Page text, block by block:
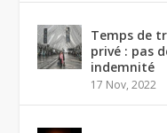
Temps de
privé : pas
indemnité
17 Nov, 2022